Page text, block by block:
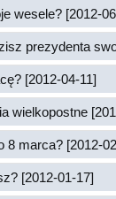
wesele? [2012-
prezydenta
[2012-04-11]
wielkopostne
8 marca? [2012-
[2012-01-17]